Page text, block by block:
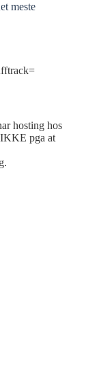
meste
hosting hos
pga at